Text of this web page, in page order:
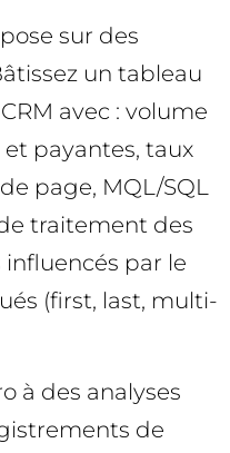
sur des
un tableau
avec : volume
payantes, taux
page, MQL/SQL
traitement des
influencés par le
(first, last, multi-
à des analyses
de